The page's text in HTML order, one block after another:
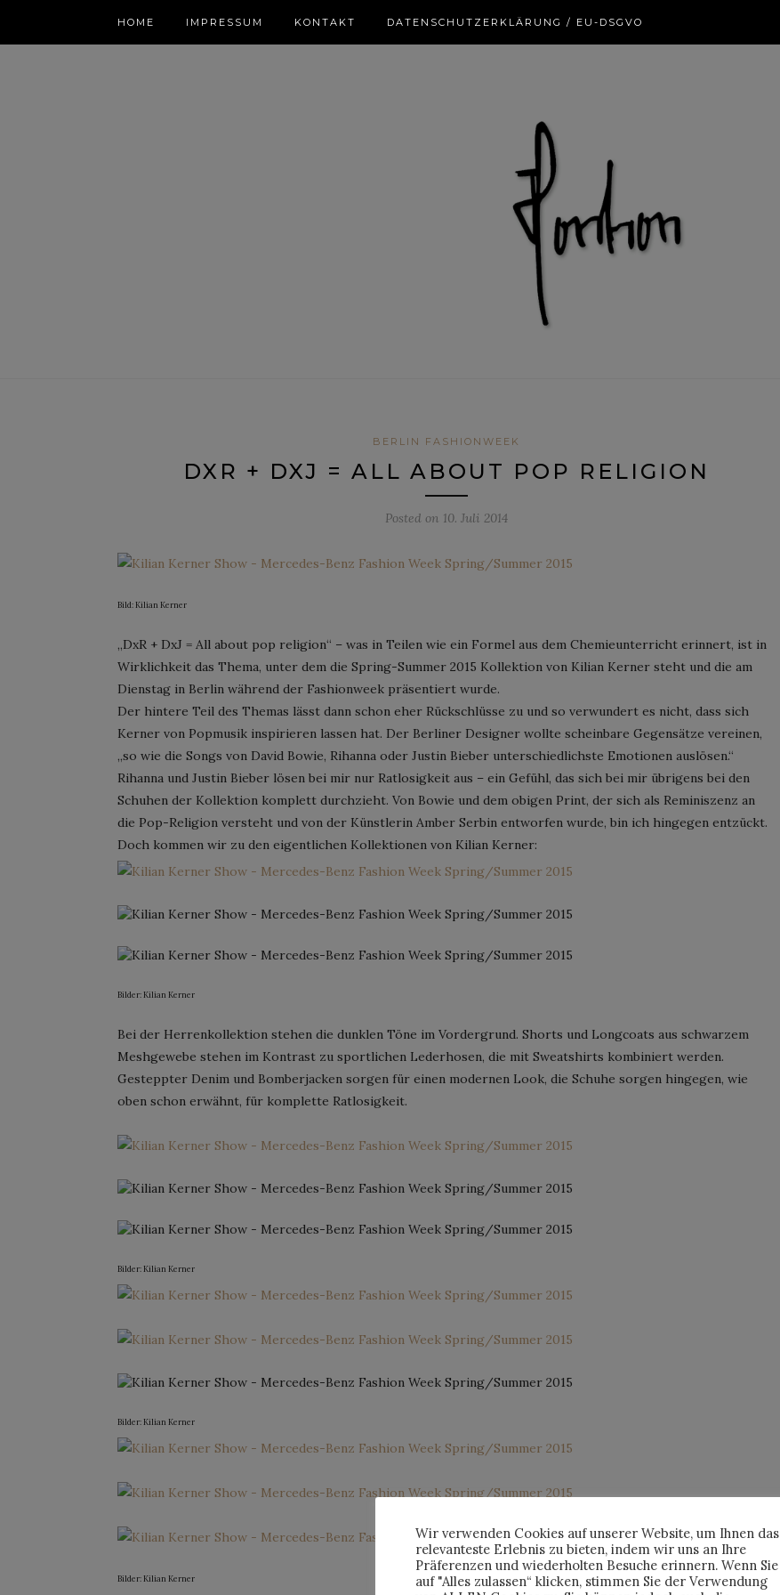
HOME IMPRESSUM KONTAKT DATENSCHUTZERKLÄRUNG / EU-DSGVO
BERLIN FASHIONWEEK
DXR + DXJ = ALL ABOUT POP RELIGION
Posted on 10. Juli 2014
Bild: Kilian Kerner
„DxR + DxJ = All about pop religion“ – was in Teilen wie ein Formel aus dem Chemieunterricht erinnert, ist in
Wirklichkeit das Thema, unter dem die Spring-Summer 2015 Kollektion von Kilian Kerner steht und die am
Dienstag in Berlin während der Fashionweek präsentiert wurde.
Der hintere Teil des Themas lässt dann schon eher Rückschlüsse zu und so verwundert es nicht, dass sich
Kerner von Popmusik inspirieren lassen hat. Der Berliner Designer wollte scheinbare Gegensätze vereinen,
„so wie die Songs von David Bowie, Rihanna oder Justin Bieber unterschiedlichste Emotionen auslösen.“
Rihanna und Justin Bieber lösen bei mir nur Ratlosigkeit aus – ein Gefühl, das sich bei mir übrigens bei den
Schuhen der Kollektion komplett durchzieht. Von Bowie und dem obigen Print, der sich als Reminiszenz an
die Pop-Religion versteht und von der Künstlerin Amber Serbin entworfen wurde, bin ich hingegen entzückt.
Doch kommen wir zu den eigentlichen Kollektionen von Kilian Kerner:
Bilder: Kilian Kerner
Bei der Herrenkollektion stehen die dunklen Töne im Vordergrund. Shorts und Longcoats aus schwarzem
Meshgewebe stehen im Kontrast zu sportlichen Lederhosen, die mit Sweatshirts kombiniert werden.
Gesteppter Denim und Bomberjacken sorgen für einen modernen Look, die Schuhe sorgen hingegen, wie
oben schon erwähnt, für komplette Ratlosigkeit.
Bilder: Kilian Kerner
Bilder: Kilian Kerner
Bilder: Kilian Kerner
Wir verwenden Cookies auf unserer Website, um Ihnen das
relevanteste Erlebnis zu bieten, indem wir uns an Ihre
Präferenzen und wiederholten Besuche erinnern. Wenn Sie
auf "Alles zulassen“ klicken, stimmen Sie der Verwendung